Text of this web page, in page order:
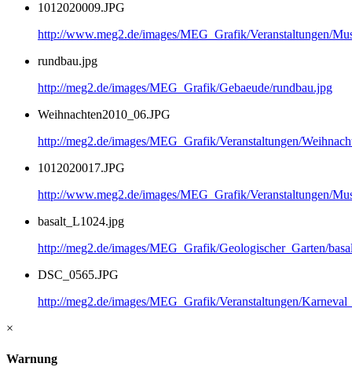
1012020009.JPG
http://www.meg2.de/images/MEG_Grafik/Veranstaltungen/
rundbau.jpg
http://meg2.de/images/MEG_Grafik/Gebaeude/rundbau.jpg
Weihnachten2010_06.JPG
http://meg2.de/images/MEG_Grafik/Veranstaltungen/
1012020017.JPG
http://www.meg2.de/images/MEG_Grafik/Veranstaltungen/
basalt_L1024.jpg
http://meg2.de/images/MEG_Grafik/Geologischer_Garten/
DSC_0565.JPG
http://meg2.de/images/MEG_Grafik/Veranstaltungen/
×
Warnung